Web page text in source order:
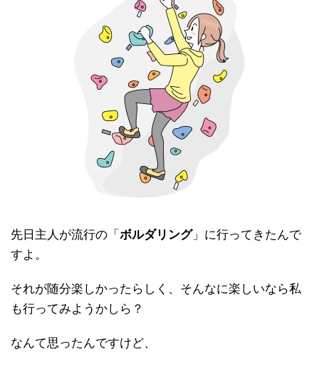
先日主人が流行の「 ボルダリング」に行ってきたんで
すよ。
それが随分楽しかったらしく、そんなに楽しいなら私
も行ってみようかしら？
なんて思ったんですけど、